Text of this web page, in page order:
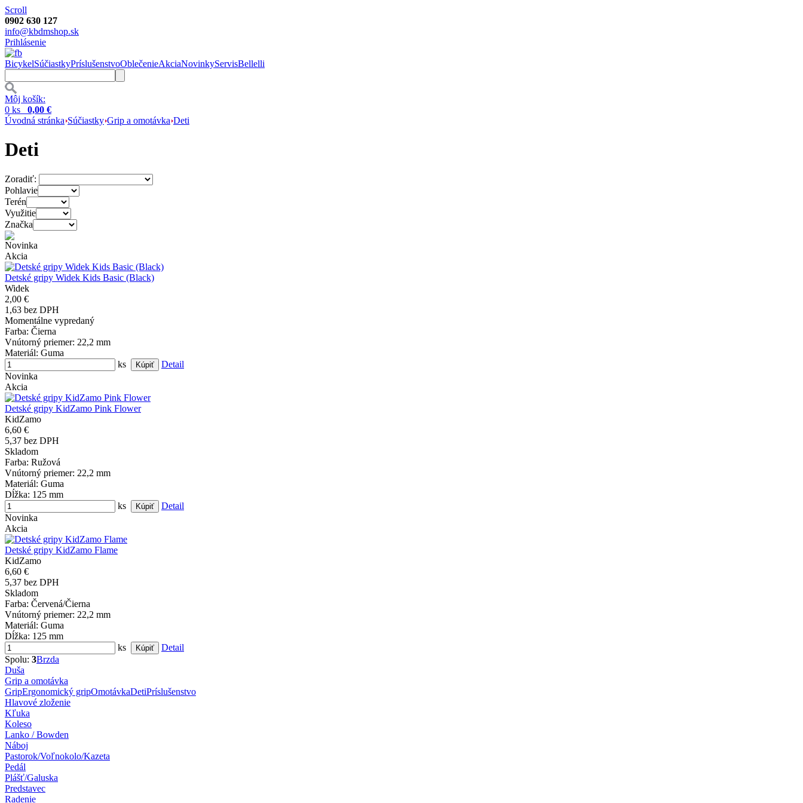
Scroll
0902 630 127
info@kbdmshop.sk
Prihlásenie
BicykelSúčiastkyPríslušenstvoOblečenieAkciaNovinkyServisBellelli
Môj košík:
0 ks 0,00 €
Úvodná stránka Súčiastky Grip a omotávka Deti
Deti
Zoradiť:
Pohlavie
Terén
Využitie
Značka
Novinka
Akcia
Detské gripy Widek Kids Basic (Black)
Widek
2,00 €
1,63 bez DPH
Momentálne vypredaný
Farba: Čierna
Vnútorný priemer: 22,2 mm
Materiál: Guma
ks
Detail
Novinka
Akcia
Detské gripy KidZamo Pink Flower
KidZamo
6,60 €
5,37 bez DPH
Skladom
Farba: Ružová
Vnútorný priemer: 22,2 mm
Materiál: Guma
Dĺžka: 125 mm
ks
Detail
Novinka
Akcia
Detské gripy KidZamo Flame
KidZamo
6,60 €
5,37 bez DPH
Skladom
Farba: Červená/Čierna
Vnútorný priemer: 22,2 mm
Materiál: Guma
Dĺžka: 125 mm
ks
Detail
Spolu: 3Brzda
Duša
Grip a omotávka
GripErgonomický gripOmotávkaDetiPríslušenstvo
Hlavové zloženie
Kľuka
Koleso
Lanko / Bowden
Náboj
Pastorok/Voľnokolo/Kazeta
Pedál
Plášť/Galuska
Predstavec
Radenie